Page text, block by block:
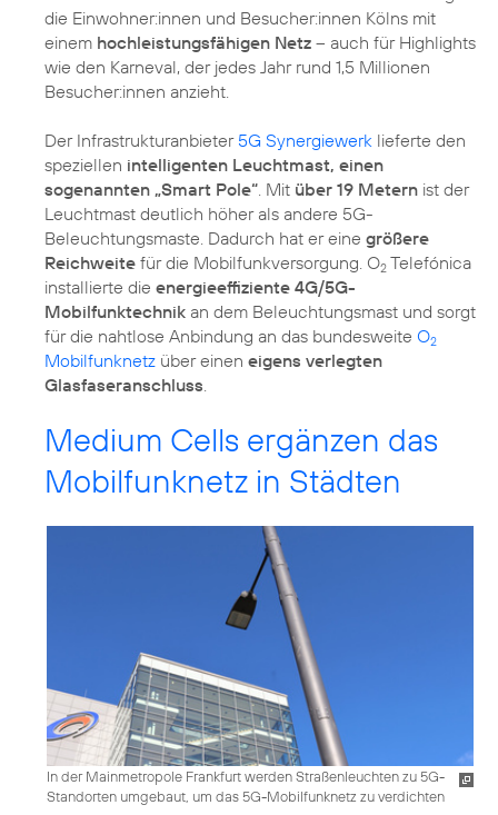
die Einwohner:innen und Besucher:innen Kölns mit
einem hochleistungsfähigen Netz – auch für Highlights
wie den Karneval, der jedes Jahr rund 1,5 Millionen
Besucher:innen anzieht.
Der Infrastrukturanbieter 5G Synergiewerk lieferte den
speziellen intelligenten Leuchtmast, einen
sogenannten „Smart Pole“ . Mit über 19 Metern ist der
Leuchtmast deutlich höher als andere 5G-
Beleuchtungsmaste. Dadurch hat er eine größere
Reichweite für die Mobilfunkversorgung. O2 Telefónica
installierte die energieeffiziente 4G/5G-
Mobilfunktechnik an dem Beleuchtungsmast und sorgt
für die nahtlose Anbindung an das bundesweite O2
Mobilfunknetz über einen eigens verlegten
Glasfaseranschluss
Medium Cells ergänzen das
Mobilfunknetz in Städten
In der Mainmetropole Frankfurt werden Straßenleuchten zu 5G-
Standorten umgebaut, um das 5G-Mobilfunknetz zu verdichten